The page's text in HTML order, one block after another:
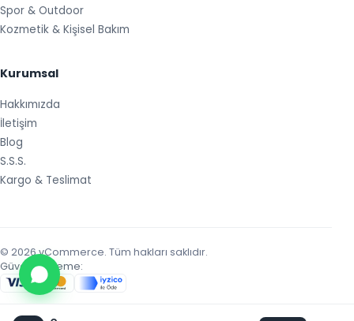
Spor & Outdoor
Kozmetik & Kişisel Bakım
Kurumsal
Hakkımızda
İletişim
Blog
S.S.S.
Kargo & Teslimat
© 2026 vCommerce. Tüm hakları saklıdır.
Güvenli Ödeme: